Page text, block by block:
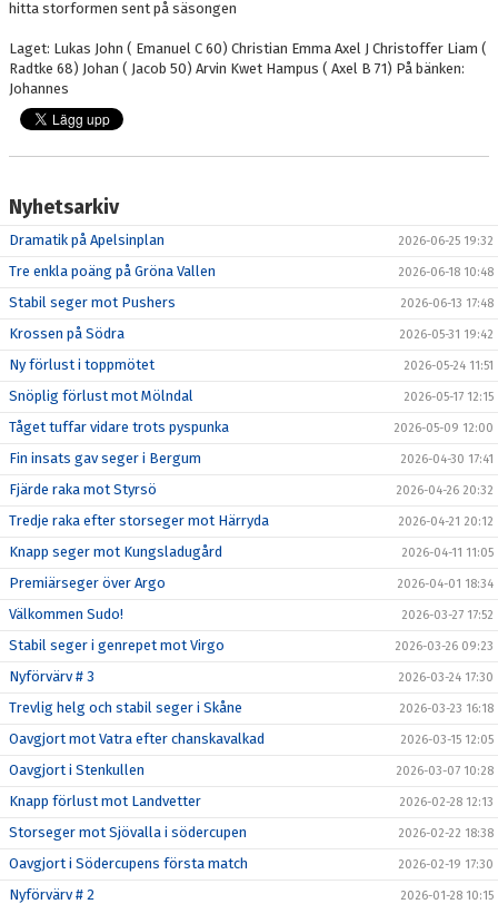
hitta storformen sent på säsongen
Laget: Lukas John ( Emanuel C 60) Christian Emma Axel J Christoffer Liam (
Radtke 68) Johan ( Jacob 50) Arvin Kwet Hampus ( Axel B 71) På bänken:
Johannes
Nyhetsarkiv
Dramatik på Apelsinplan 2026-06-25 19:32
Tre enkla poäng på Gröna Vallen 2026-06-18 10:48
Stabil seger mot Pushers 2026-06-13 17:48
Krossen på Södra 2026-05-31 19:42
Ny förlust i toppmötet 2026-05-24 11:51
Snöplig förlust mot Mölndal 2026-05-17 12:15
Tåget tuffar vidare trots pyspunka 2026-05-09 12:00
Fin insats gav seger i Bergum 2026-04-30 17:41
Fjärde raka mot Styrsö 2026-04-26 20:32
Tredje raka efter storseger mot Härryda 2026-04-21 20:12
Knapp seger mot Kungsladugård 2026-04-11 11:05
Premiärseger över Argo 2026-04-01 18:34
Välkommen Sudo! 2026-03-27 17:52
Stabil seger i genrepet mot Virgo 2026-03-26 09:23
Nyförvärv # 3 2026-03-24 17:30
Trevlig helg och stabil seger i Skåne 2026-03-23 16:18
Oavgjort mot Vatra efter chanskavalkad 2026-03-15 12:05
Oavgjort i Stenkullen 2026-03-07 10:28
Knapp förlust mot Landvetter 2026-02-28 12:13
Storseger mot Sjövalla i södercupen 2026-02-22 18:38
Oavgjort i Södercupens första match 2026-02-19 17:30
Nyförvärv # 2 2026-01-28 10:15